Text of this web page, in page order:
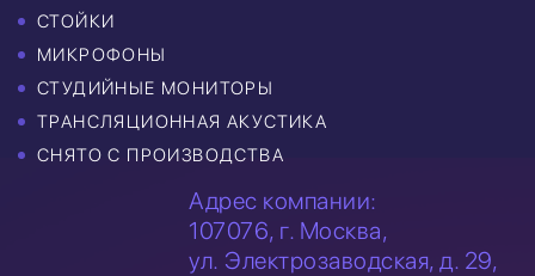
СТОЙКИ
МИКРОФОНЫ
СТУДИЙНЫЕ МОНИТОРЫ
ТРАНСЛЯЦИОННАЯ АКУСТИКА
СНЯТО С ПРОИЗВОДСТВА
Адрес компании:
107076, г. Москва,
ул. Электрозаводская, д. 29,